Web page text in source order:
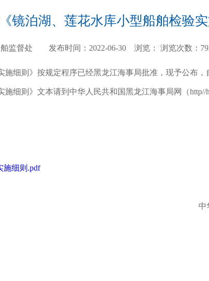
镜泊湖、莲花水库小型船舶检验
舶监督处 发布时间：2022-06-30 浏览： 浏览次数：
施细则》按规定程序已经黑龙江海事局批准，现予公布，
施细则》文本请到中华人民共和国黑龙江海事局网（http//
施细则.pdf
中华人民